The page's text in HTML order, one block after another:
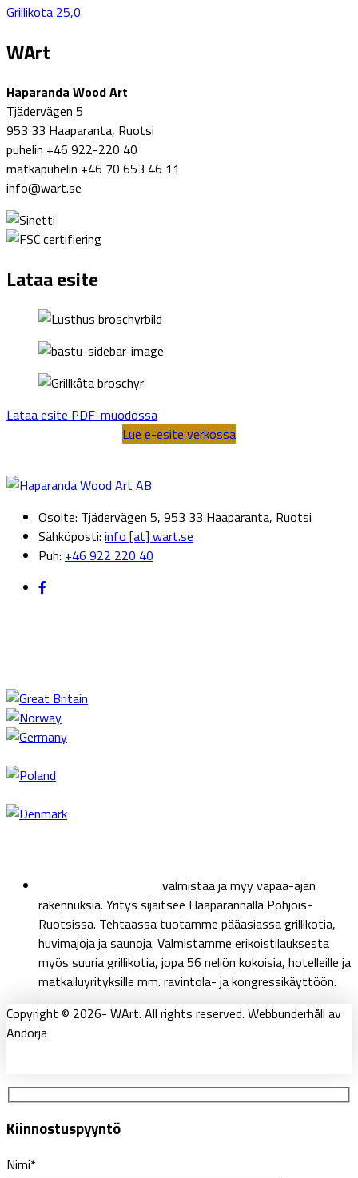
Grillikota 25,0
WArt
Haparanda Wood Art
Tjädervägen 5
953 33 Haaparanta, Ruotsi
puhelin +46 922-220 40
matkapuhelin +46 70 653 46 11
info@wart.se
Lataa esite
Lataa esite PDF-muodossa
Lue e-esite verkossa
Osoite: Tjädervägen 5, 953 33 Haaparanta, Ruotsi
Sähköposti: info [at] wart.se
Puh: +46 922 220 40
valmistaa ja myy vapaa-ajan
rakennuksia. Yritys sijaitsee Haaparannalla Pohjois-
Ruotsissa. Tehtaassa tuotamme pääasiassa grillikotia,
huvimajoja ja saunoja. Valmistamme erikoistilauksesta
myös suuria grillikotia, jopa 56 neliön kokoisia, hotelleille ja
matkailuyrityksille mm. ravintola- ja kongressikäyttöön.
Copyright © 2026- WArt. All rights reserved. Webbunderhåll av
Andörja
Kiinnostuspyyntö
Nimi*